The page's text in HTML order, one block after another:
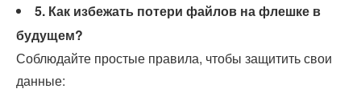
5. Как избежать потери файлов на флешке в
будущем?
Соблюдайте простые правила, чтобы защитить свои
данные: